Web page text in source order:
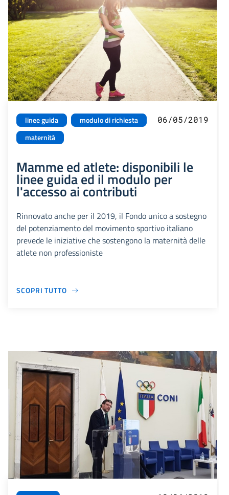
linee guida
modulo di richiesta
maternità
06/05/2019
Mamme ed atlete: disponibili le
linee guida ed il modulo per
l'accesso ai contributi
Rinnovato anche per il 2019, il Fondo unico a sostegno
del potenziamento del movimento sportivo italiano
prevede le iniziative che sostengono la maternità delle
atlete non professioniste
SCOPRI TUTTO